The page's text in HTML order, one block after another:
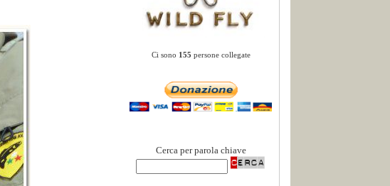
Ci sono 155 persone collegate
Cerca per parola chiave